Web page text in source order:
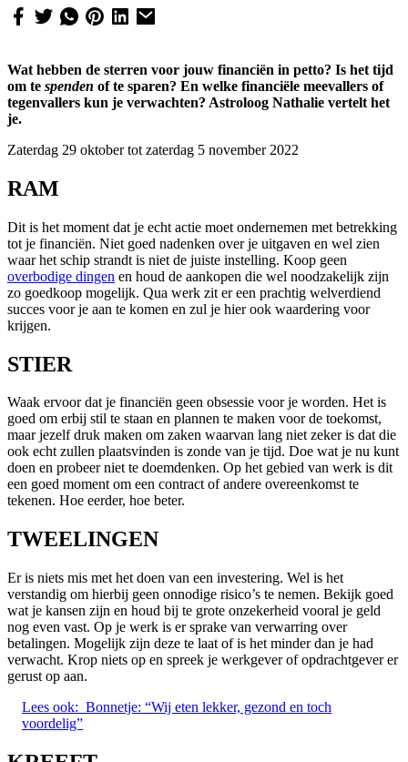
Wat hebben de sterren voor jouw financiën in petto? Is het tijd
om te spenden of te sparen? En welke financiële meevallers of
tegenvallers kun je verwachten? Astroloog Nathalie vertelt het
je.
Zaterdag 29 oktober tot zaterdag 5 november 2022
RAM
Dit is het moment dat je echt actie moet ondernemen met betrekking
tot je financiën. Niet goed nadenken over je uitgaven en wel zien
waar het schip strandt is niet de juiste instelling. Koop geen
overbodige dingen en houd de aankopen die wel noodzakelijk zijn
zo goedkoop mogelijk. Qua werk zit er een prachtig welverdiend
succes voor je aan te komen en zul je hier ook waardering voor
krijgen.
STIER
Waak ervoor dat je financiën geen obsessie voor je worden. Het is
goed om erbij stil te staan en plannen te maken voor de toekomst,
maar jezelf druk maken om zaken waarvan lang niet zeker is dat die
ook echt zullen plaatsvinden is zonde van je tijd. Doe wat je nu kunt
doen en probeer niet te doemdenken. Op het gebied van werk is dit
een goed moment om een contract of andere overeenkomst te
tekenen. Hoe eerder, hoe beter.
TWEELINGEN
Er is niets mis met het doen van een investering. Wel is het
verstandig om hierbij geen onnodige risico’s te nemen. Bekijk goed
wat je kansen zijn en houd bij te grote onzekerheid vooral je geld
nog even vast. Op je werk is er sprake van verwarring over
betalingen. Mogelijk zijn deze te laat of is het minder dan je had
verwacht. Krop niets op en spreek je werkgever of opdrachtgever er
gerust op aan.
Lees ook: Bonnetje: “Wij eten lekker, gezond en toch
voordelig”